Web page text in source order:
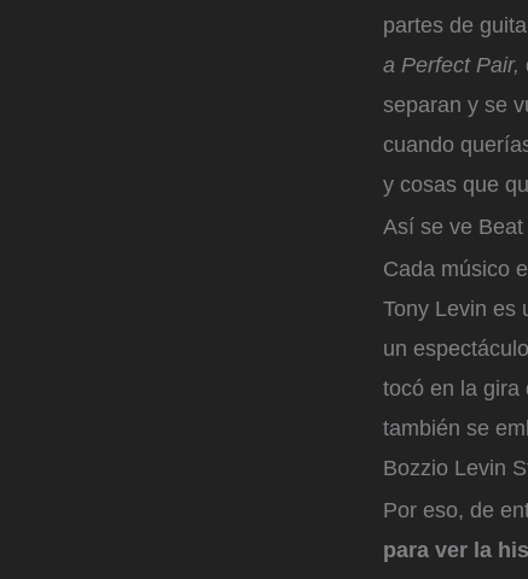
partes de
a Perfect Pair,
separan y se
cuando
y cosas que
Así se ve Beat
Cada músico
Tony Levin es
un
tocó en la gira
también se
Bozzio Levin
Por eso, de
para ver la